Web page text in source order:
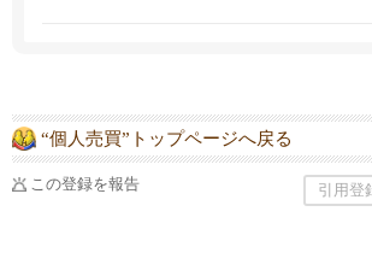
“個人売買”トップページへ戻る
この登録を報告 引用登